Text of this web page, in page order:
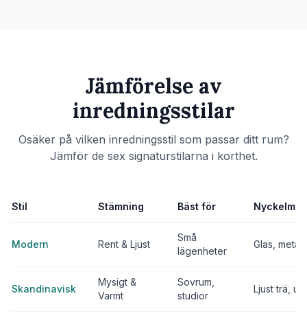
Jämförelse av
inredningsstilar
Osäker på vilken inredningsstil som passar ditt rum?
Jämför de sex signaturstilarna i korthet.
Stil Stämning Bäst för
Modern Rent & Ljust
Små
lägenheter
Glas, metall
Skandinavisk
Mysigt &
Varmt
Sovrum,
studior
Ljust trä, ull